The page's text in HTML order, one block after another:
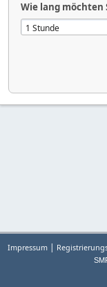
Wie lang möchten
Impressum |